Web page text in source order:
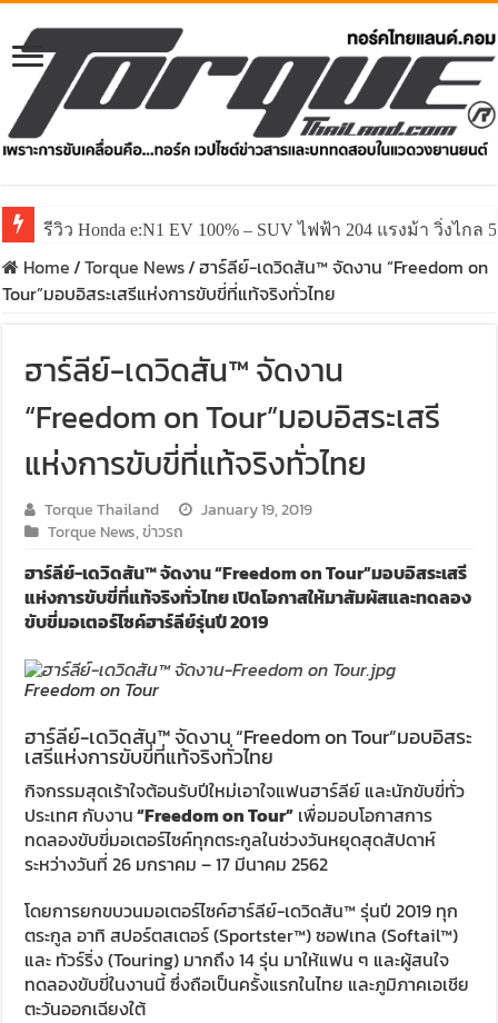
รีวิว Honda e:N1 EV 100% – SUV ไฟฟ้า 204 แรงม้า วิ่งไกล
Home/Torque News/ฮาร์ลีย์-เดวิดสัน™ จัดงาน “Freedom on
Tour”มอบอิสระเสรีแห่งการขับขี่ที่แท้จริงทั่วไทย
ฮาร์ลีย์-เดวิดสัน™ จัดงาน
“Freedom on Tour”มอบอิสระเสรี
แห่งการขับขี่ที่แท้จริงทั่วไทย
Torque Thailand
January 19, 2019
Torque News,ข่าวรถ
ฮาร์ลีย์-เดวิดสัน™ จัดงาน “Freedom on Tour”มอบอิสระเสรี
แห่งการขับขี่ที่แท้จริงทั่วไทย เปิดโอกาสให้มาสัมผัสและทดลอง
ขับขี่มอเตอร์ไซค์ฮาร์ลีย์รุ่นปี 2019
Freedom on Tour
ฮาร์ลีย์-เดวิดสัน™ จัดงาน “Freedom on Tour”มอบอิสระ
เสรีแห่งการขับขี่ที่แท้จริงทั่วไทย
กิจกรรมสุดเร้าใจต้อนรับปีใหม่เอาใจแฟนฮาร์ลีย์ และนักขับขี่ทั่ว
ประเทศ กับงาน“Freedom on Tour” เพื่อมอบโอกาสการ
ทดลองขับขี่มอเตอร์ไซค์ทุกตระกูลในช่วงวันหยุดสุดสัปดาห์
ระหว่างวันที่ 26 มกราคม – 17 มีนาคม 2562
โดยการยกขบวนมอเตอร์ไซค์ฮาร์ลีย์-เดวิดสัน™ รุ่นปี 2019 ทุก
ตระกูล อาทิ สปอร์ตสเตอร์ (Sportster™) ซอฟเทล (Softail™)
และ ทัวร์ริ่ง (Touring) มากถึง 14 รุ่น มาให้แฟน ๆ และผู้สนใจ
ทดลองขับขี่ในงานนี้ ซึ่งถือเป็นครั้งแรกในไทย และภูมิภาคเอเชีย
ตะวันออกเฉียงใต้